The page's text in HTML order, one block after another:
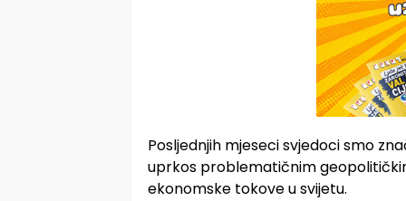
Posljednjih mjeseci svjedoci smo
uprkos problematičnim
ekonomske tokove u svijetu.